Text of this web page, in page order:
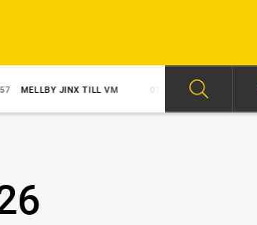
JINX TILL VM 07:40 TRIPPEL FÖR SVANSTEDT